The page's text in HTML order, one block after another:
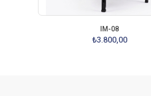
IM-08
₺3.800,00